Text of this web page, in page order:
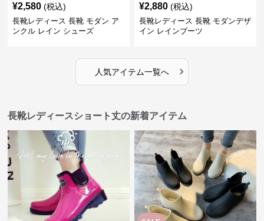
¥2,580 (税込)
長靴レディース 長靴 モダン ア
ンクル レイン シューズ
¥2,880 (税込)
長靴レディース 長靴 モダンデザ
イン レインブーツ
人気アイテム一覧へ ›
長靴レディースショート丈の新着アイテム